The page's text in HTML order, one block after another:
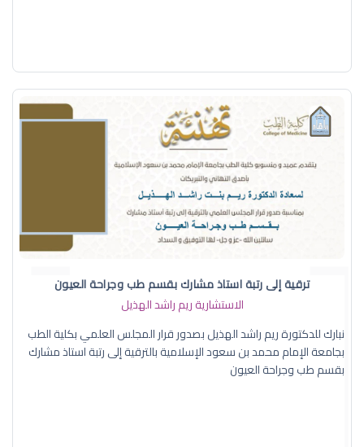
ترقية إلى رتبة استاذ مشارك بقسم طب وجراحة العيون
الاستشارية ريم راشد الهذيل
نبارك للدكتورة ريم راشد الهذيل بصدور قرار المجلس العلمي بكلية الطب
بجامعة الإمام محمد بن سعود الإسلامية بالترقية إلى رتبة استاذ مشارك
بقسم طب وجراحة العيون